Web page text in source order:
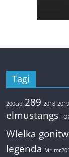
Tagi
200cid 289 2018 2019
elmustangs
WIelka
legenda Mr